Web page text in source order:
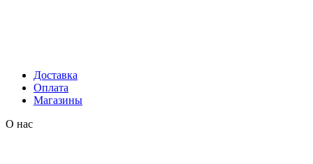
Доставка
Оплата
Магазины
О нас